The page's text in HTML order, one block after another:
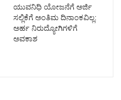
ಯುವನಿಧಿ ಯೋಜನೆಗೆ ಅರ್ಜಿ
ಸಲ್ಲಿಕೆಗೆ ಅಂತಿಮ ದಿನಾಂಕವಿಲ್ಲ:
ಅರ್ಹ ನಿರುದ್ಯೋಗಿಗಳಿಗೆ
ಅವಕಾಶ